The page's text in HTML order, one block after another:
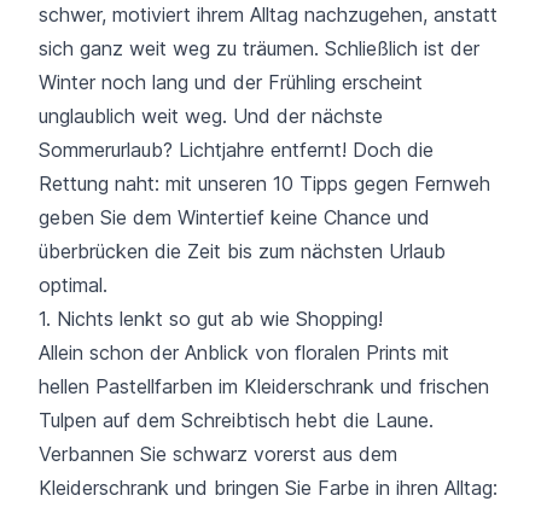
schwer, motiviert ihrem Alltag nachzugehen, anstatt
sich ganz weit weg zu träumen. Schließlich ist der
Winter noch lang und der Frühling erscheint
unglaublich weit weg. Und der nächste
Sommerurlaub? Lichtjahre entfernt! Doch die
Rettung naht: mit unseren 10 Tipps gegen Fernweh
geben Sie dem Wintertief keine Chance und
überbrücken die Zeit bis zum nächsten Urlaub
optimal.
1. Nichts lenkt so gut ab wie Shopping!
Allein schon der Anblick von floralen Prints mit
hellen Pastellfarben im Kleiderschrank und frischen
Tulpen auf dem Schreibtisch hebt die Laune.
Verbannen Sie schwarz vorerst aus dem
Kleiderschrank und bringen Sie Farbe in ihren Alltag: